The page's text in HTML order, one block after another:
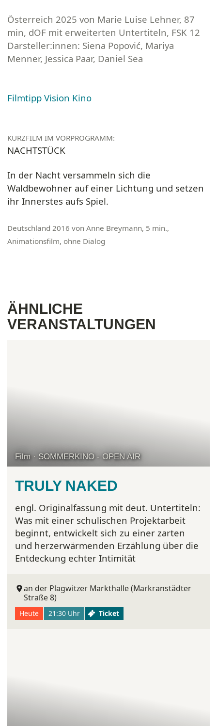
Österreich 2025 von Marie Luise Lehner, 87
min, dOF mit erweiterten Untertiteln, FSK 12
Darsteller:innen: Siena Popović, Mariya
Menner, Jessica Paar, Daniel Sea
Filmtipp Vision Kino
KURZFILM IM VORPROGRAMM:
NACHTSTÜCK
In der Nacht versammeln sich die
Waldbewohner auf einer Lichtung und setzen
ihr Innerstes aufs Spiel.
Deutschland 2016 von Anne Breymann, 5 min.,
Animationsfilm, ohne Dialog
ÄHNLICHE
VERANSTALTUNGEN
Film · SOMMERKINO - OPEN AIR
TRULY NAKED
engl. Originalfassung mit deut. Untertiteln:
Was mit einer schulischen Projektarbeit
beginnt, entwickelt sich zu einer zarten
und herzerwärmenden Erzählung über die
Entdeckung echter Intimität
an der Plagwitzer Markthalle (Markranstädter
Straße 8)
Heute 21:30 Uhr Ticket